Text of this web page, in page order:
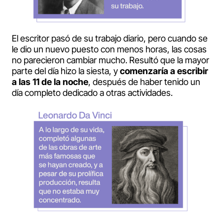
El escritor pasó de su trabajo diario, pero cuando se
le dio un nuevo puesto con menos horas, las cosas
no parecieron cambiar mucho. Resultó que la mayor
parte del día hizo la siesta, ycomenzaría a escribir
a las 11 de la noche, después de haber tenido un
día completo dedicado a otras actividades.